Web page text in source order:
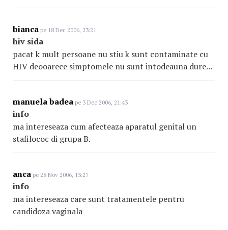
bianca pe 18 Dec 2006, 23:21
hiv sida
pacat k mult persoane nu stiu k sunt contaminate cu
HIV deooarece simptomele nu sunt intodeauna dure...
manuela badea pe 3 Dec 2006, 21:43
info
ma intereseaza cum afecteaza aparatul genital un
stafilococ di grupa B.
anca pe 28 Nov 2006, 13:27
info
ma intereseaza care sunt tratamentele pentru
candidoza vaginala